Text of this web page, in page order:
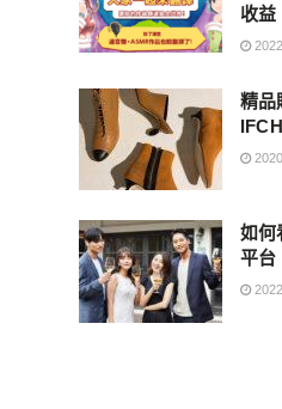
收益
精品
如何
平台